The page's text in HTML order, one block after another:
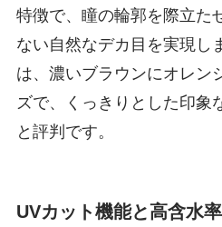
特徴で、瞳の輪郭を際立た
ない自然なデカ目を実現し
は、濃いブラウンにオレン
ズで、くっきりとした印象
と評判です。
UVカット機能と高含水